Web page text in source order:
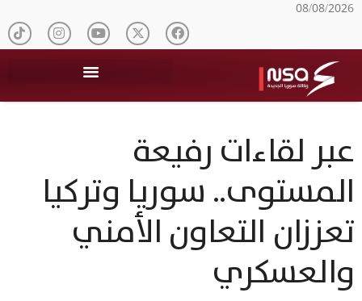
08/08/2026
عبر لقاءات رفيعة
المستوى.. سوريا وتركيا
تعززان التعاون الأمني
والعسكري